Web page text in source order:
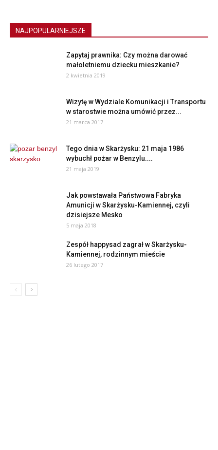
NAJPOPULARNIEJSZE
Zapytaj prawnika: Czy można darować
małoletniemu dziecku mieszkanie?
2 kwietnia 2019
Wizytę w Wydziale Komunikacji i Transportu
w starostwie można umówić przez...
21 marca 2017
Tego dnia w Skarżysku: 21 maja 1986
wybuchł pożar w Benzylu....
21 maja 2019
Jak powstawała Państwowa Fabryka
Amunicji w Skarżysku-Kamiennej, czyli
dzisiejsze Mesko
5 maja 2018
Zespół happysad zagrał w Skarżysku-
Kamiennej, rodzinnym mieście
26 lutego 2017